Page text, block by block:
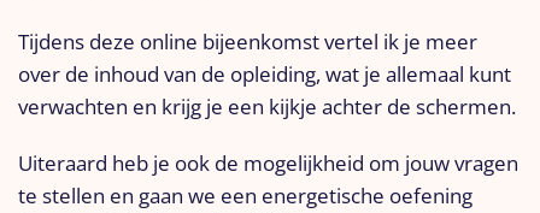
Tijdens deze online bijeenkomst vertel ik je meer
over de inhoud van de opleiding, wat je allemaal kunt
verwachten en krijg je een kijkje achter de schermen.
Uiteraard heb je ook de mogelijkheid om jouw vragen
te stellen en gaan we een energetische oefening